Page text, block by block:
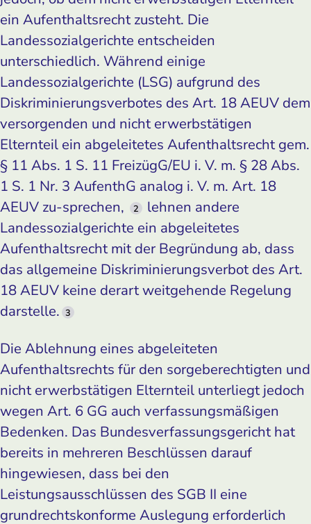
ein Aufenthaltsrecht zusteht. Die
Landessozialgerichte entscheiden
unterschiedlich. Während einige
Landessozialgerichte (LSG) aufgrund des
Diskriminierungsverbotes des Art. 18 AEUV dem
versorgenden und nicht erwerbstätigen
Elternteil ein abgeleitetes Aufenthaltsrecht gem.
§ 11 Abs. 1 S. 11 FreizügG/EU i. V. m. § 28 Abs.
1 S. 1 Nr. 3 AufenthG analog i. V. m. Art. 18
AEUV zu-sprechen,
2
lehnen andere
Landessozialgerichte ein abgeleitetes
Aufenthaltsrecht mit der Begründung ab, dass
das allgemeine Diskriminierungsverbot des Art.
18 AEUV keine derart weitgehende Regelung
darstelle. 3
Die Ablehnung eines abgeleiteten
Aufenthaltsrechts für den sorgeberechtigten und
nicht erwerbstätigen Elternteil unterliegt jedoch
wegen Art. 6 GG auch verfassungsmäßigen
Bedenken. Das Bundesverfassungsgericht hat
bereits in mehreren Beschlüssen darauf
hingewiesen, dass bei den
Leistungsausschlüssen des SGB II eine
grundrechtskonforme Auslegung erforderlich